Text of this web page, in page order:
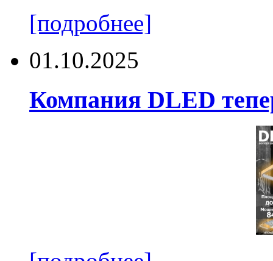
[подробнее]
01.10.2025
Компания DLED